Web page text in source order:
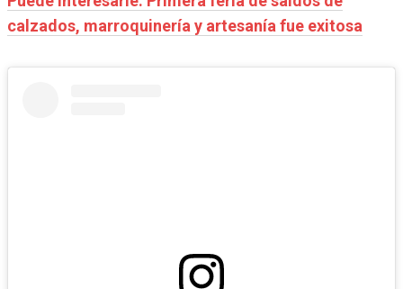
calzados, marroquinería y artesanía fue exitosa